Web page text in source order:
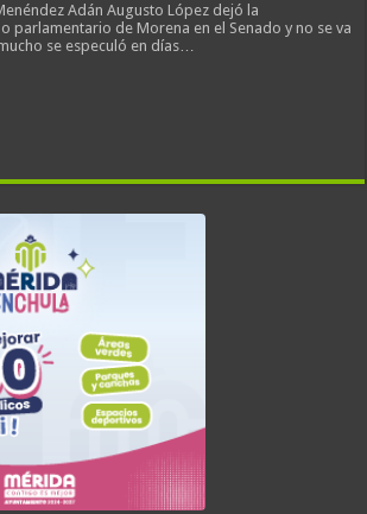
Adán Augusto López dejó la
parlamentario de Morena en el Senado y no se va
se especuló en días…